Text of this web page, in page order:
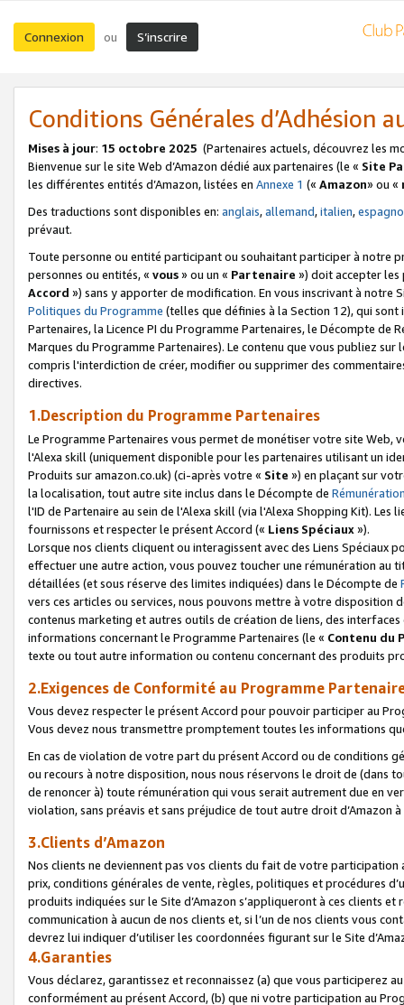
Connexion ou S’inscrire
Conditions Générales d’Adhésion
Mises à jour: 15 octobre 2025 (Partenaires actuels, découvrez les
Bienvenue sur le site Web d’Amazon dédié aux partenaires (le « Site
les différentes entités d’Amazon, listées en Annexe 1 (« Amazon» ou «
Des traductions sont disponibles en: anglais,allemand,italien,
prévaut.
Toute personne ou entité participant ou souhaitant participer à notre
personnes ou entités, « vous» ou un « Partenaire ») doit accepter les
Accord ») sans y apporter de modification. En vous inscrivant à notre
Politiques du Programme (telles que définies à la Section 12), qui
Partenaires, la Licence PI du Programme Partenaires, le Décompte de
Marques du Programme Partenaires). Le contenu que vous publiez
compris l'interdiction de créer, modifier ou supprimer des
directives.
1.Description du Programme Partenaires
Le Programme Partenaires vous permet de monétiser votre site Web,
l'Alexa skill (uniquement disponible pour les partenaires utilisant un
Produits sur amazon.co.uk) (ci-après votre « Site ») en plaçant sur
la localisation, tout autre site inclus dans le Décompte de
l'ID de Partenaire au sein de l'Alexa skill (via l'Alexa Shopping Kit).
fournissons et respecter le présent Accord (« Liens Spéciaux»).
Lorsque nos clients cliquent ou interagissent avec des Liens Spéciaux
effectuer une autre action, vous pouvez toucher une rémunération
détaillées (et sous réserve des limites indiquées) dans le Décompte de
vers ces articles ou services, nous pouvons mettre à votre disposition
contenus marketing et autres outils de création de liens, des
informations concernant le Programme Partenaires (le « Contenu du
texte ou tout autre information ou contenu concernant des produits
2.Exigences de Conformité au Programme
Vous devez respecter le présent Accord pour pouvoir participer au
Vous devez nous transmettre promptement toutes les informations
En cas de violation de votre part du présent Accord ou de conditions
ou recours à notre disposition, nous nous réservons le droit de (dans
de renoncer à) toute rémunération qui vous serait autrement due en
violation, sans préavis et sans préjudice de tout autre droit
3.Clients d’Amazon
Nos clients ne deviennent pas vos clients du fait de votre
prix, conditions générales de vente, règles, politiques et procédures
produits indiquées sur le Site d’Amazon s’appliqueront à ces clients
communication à aucun de nos clients et, si l’un de nos clients vous
devrez lui indiquer d’utiliser les coordonnées figurant sur le Site
4.Garanties
Vous déclarez, garantissez et reconnaissez (a) que vous participerez
conformément au présent Accord, (b) que ni votre participation au